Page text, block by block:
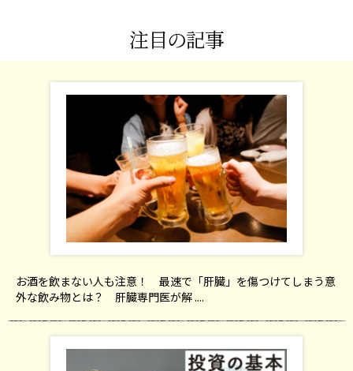
注目の記事
お酒を飲まない人も注意！ 最速で「肝臓」を傷つけてしまう意
外な飲み物とは？ 肝臓専門医が解 ....